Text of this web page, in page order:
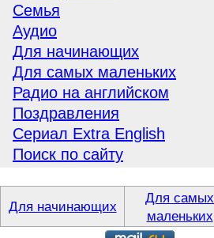
Семья
Аудио
Для начинающих
Для самых маленьких
Радио на английском
Поздравления
Сериал Extra English
Поиск по сайту
Для начинающих
Для самых
маленьких